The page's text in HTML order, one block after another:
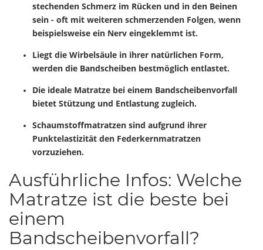
stechenden Schmerz im Rücken und in den Beinen
sein - oft mit weiteren schmerzenden Folgen, wenn
beispielsweise ein Nerv eingeklemmt ist.
Liegt die Wirbelsäule in ihrer natürlichen Form,
werden die Bandscheiben bestmöglich entlastet.
Die ideale Matratze bei einem Bandscheibenvorfall
bietet Stützung und Entlastung zugleich.
Schaumstoffmatratzen sind aufgrund ihrer
Punktelastizität den Federkernmatratzen
vorzuziehen.
Ausführliche Infos: Welche
Matratze ist die beste bei
einem
Bandscheibenvorfall?